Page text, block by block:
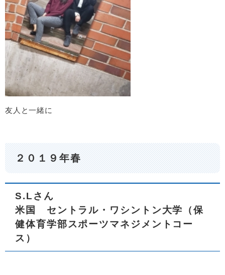
友人と一緒に
２０１９年春
S.Lさん
米国 セントラル・ワシントン大学
（保
健体育学部スポーツマネジメントコー
ス）